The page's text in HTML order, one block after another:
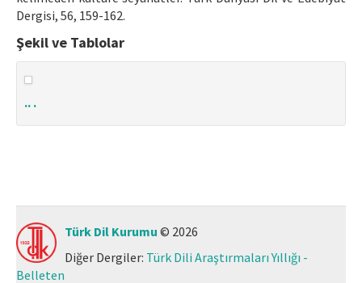
Dergisi, 56, 159-162.
Şekil ve Tablolar
.. .
Türk Dil Kurumu © 2026
Diğer Dergiler: Türk Dili Araştırmaları Yıllığı -
Belleten